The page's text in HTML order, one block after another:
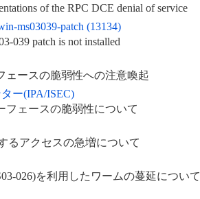
of the RPC DCE denial of service
ms03039-patch (13134)
039 patch is not installed
ェースの脆弱性への注意喚起
ー(IPA/ISEC)
フェースの脆弱性について
るアクセスの急増について
026)を利用したワームの蔓延について